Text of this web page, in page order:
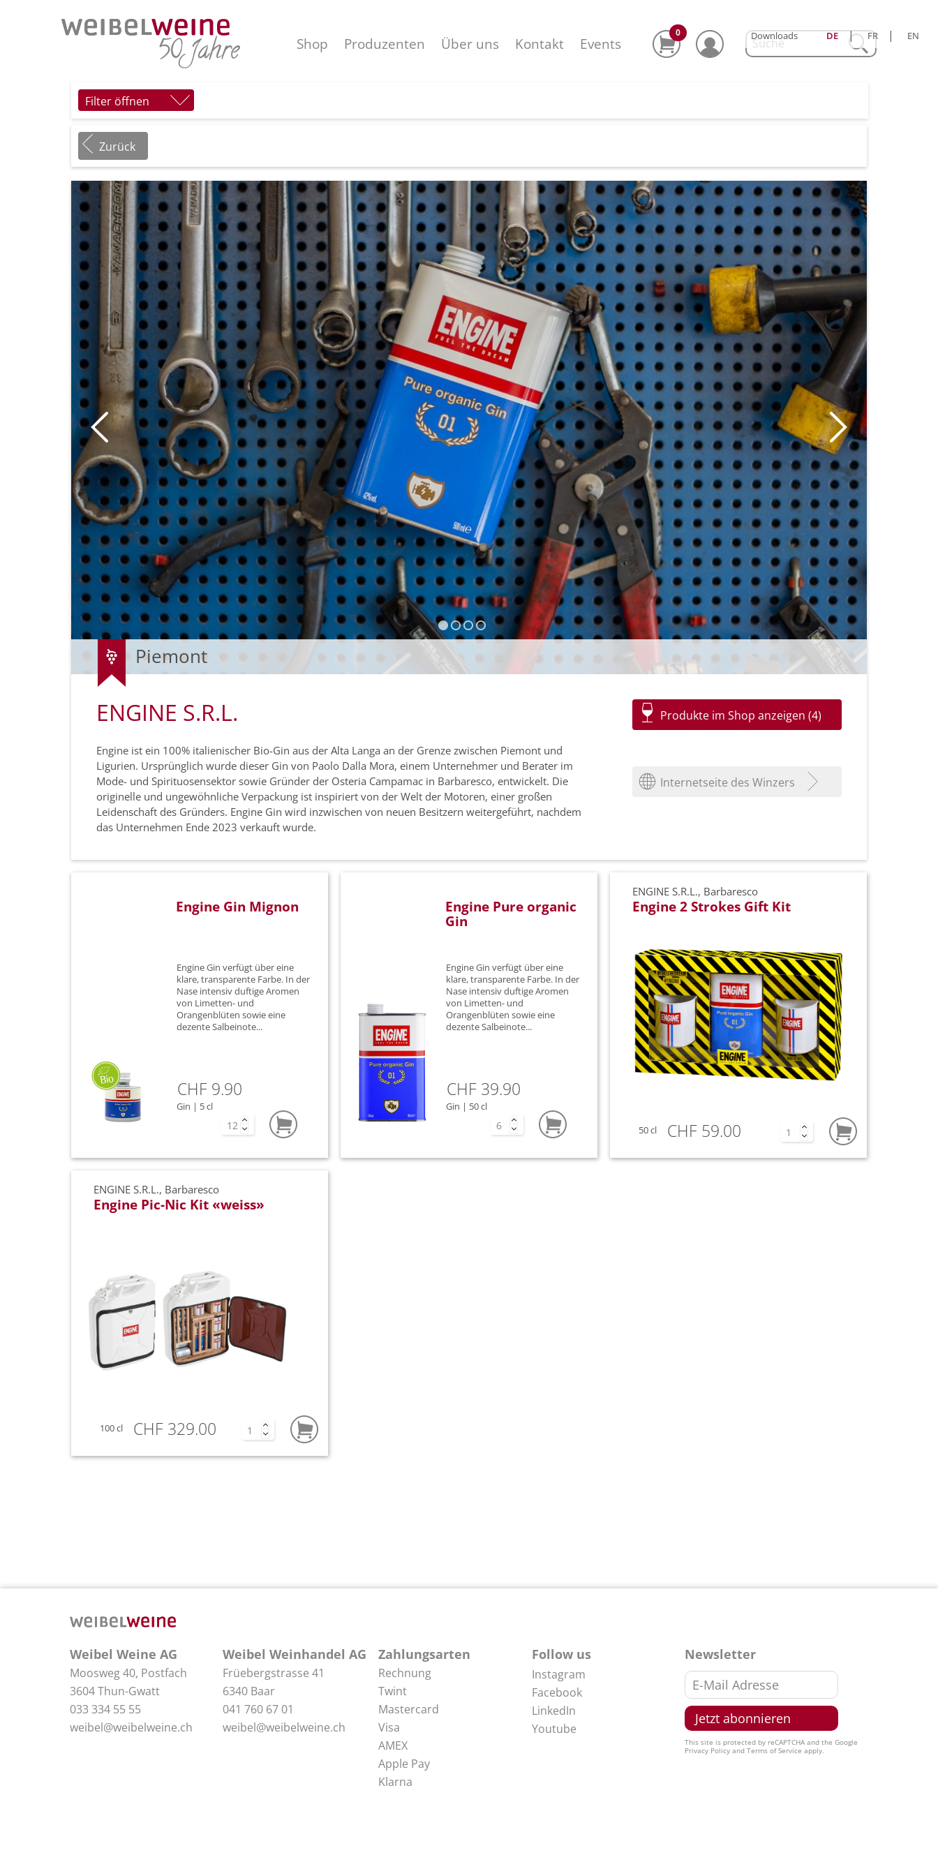
Downloads DE | FR | EN
Shop Produzenten Über uns Kontakt Events
0
Filter öffnen
Zurück
Piemont
ENGINE S.R.L.
Engine ist ein 100% italienischer Bio-Gin aus der Alta Langa an der Grenze zwischen Piemont und
Ligurien. Ursprünglich wurde dieser Gin von Paolo Dalla Mora, einem Unternehmer und Berater im
Mode- und Spirituosensektor sowie Gründer der Osteria Campamac in Barbaresco, entwickelt. Die
originelle und ungewöhnliche Verpackung ist inspiriert von der Welt der Motoren, einer großen
Leidenschaft des Gründers. Engine Gin wird inzwischen von neuen Besitzern weitergeführt, nachdem
das Unternehmen Ende 2023 verkauft wurde.
Produkte im Shop anzeigen (4)
Internetseite des Winzers
Engine Gin Mignon
Engine Gin verfügt über eine
klare, transparente Farbe. In der
Nase intensiv duftige Aromen
von Limetten- und
Orangenblüten sowie eine
dezente Salbeinote...
CHF 9.90
Gin | 5 cl
Engine Pure organic
Gin
Engine Gin verfügt über eine
klare, transparente Farbe. In der
Nase intensiv duftige Aromen
von Limetten- und
Orangenblüten sowie eine
dezente Salbeinote...
CHF 39.90
Gin | 50 cl
ENGINE S.R.L., Barbaresco
Engine 2 Strokes Gift Kit
50 cl CHF 59.00
ENGINE S.R.L., Barbaresco
Engine Pic-Nic Kit «weiss»
100 cl CHF 329.00
Weibel Weine AG
Moosweg 40, Postfach
3604 Thun-Gwatt
033 334 55 55
weibel@weibelweine.ch
Weibel Weinhandel AG
Früebergstrasse 41
6340 Baar
041 760 67 01
weibel@weibelweine.ch
Zahlungsarten
Rechnung
Twint
Mastercard
Visa
AMEX
Apple Pay
Klarna
Follow us
Instagram
Facebook
LinkedIn
Youtube
Newsletter
This site is protected by reCAPTCHA and the Google
Privacy Policyand Terms of Service apply.